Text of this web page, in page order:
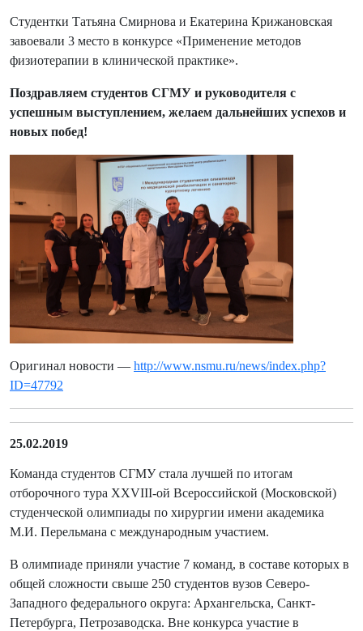
Студентки Татьяна Смирнова и Екатерина Крижановская
завоевали 3 место в конкурсе «Применение методов
физиотерапии в клинической практике».
Поздравляем студентов СГМУ и руководителя с
успешным выступлением, желаем дальнейших успехов и
новых побед!
Оригинал новости — http://www.nsmu.ru/news/index.php?
ID=47792
25.02.2019
Команда студентов СГМУ стала лучшей по итогам
отборочного тура XXVIII-ой Всероссийской (Московской)
студенческой олимпиады по хирургии имени академика
М.И. Перельмана с международным участием.
В олимпиаде приняли участие 7 команд, в составе которых в
общей сложности свыше 250 студентов вузов Северо-
Западного федерального округа: Архангельска, Санкт-
Петербурга, Петрозаводска. Вне конкурса участие в